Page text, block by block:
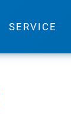
SERVICE